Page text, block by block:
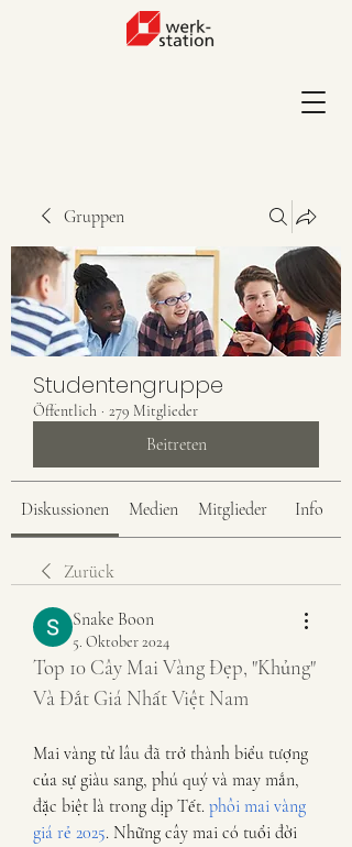
Gruppen
Studentengruppe
Öffentlich · 279 Mitglieder
Beitreten
Diskussionen Medien Mitglieder Info
Zurück
Snake Boon
5. Oktober 2024
Top 10 Cây Mai Vàng Đẹp, "Khủng"
Và Đắt Giá Nhất Việt Nam
Mai vàng từ lâu đã trở thành biểu tượng
của sự giàu sang, phú quý và may mắn,
đặc biệt là trong dịp Tết. phôi mai vàng
giá rẻ 2025. Những cây mai có tuổi đời